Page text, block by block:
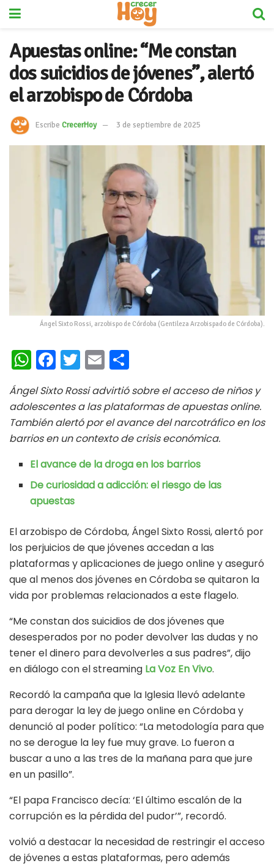
Apuestas online: “Me constan
dos suicidios de jóvenes”, alertó
el arzobispo de Córdoba
Escribe CrecerHoy 3 de septiembre de 2025
Ángel Sixto Rossi, arzobispo de Córdoba (Gentileza Arzobispado de Córdoba).
W
at
s
A
p
p
Fa
b
oo
k
T
tt
er
E
ai
l
m
p
ar
ti
r
Ángel Sixto Rossi advirtió sobre el acceso de niños y
adolescentes a las plataformas de apuestas online.
También alertó por el avance del narcotráfico en los
barrios en un contexto de crisis económica.
El avance de la droga en los barrios
De curiosidad a adicción: el riesgo de las
apuestas
El arzobispo de Córdoba, Ángel Sixto Rossi, alertó por
los perjuicios de que jóvenes accedan a las
plataformas y aplicaciones de juego online y aseguró
que al menos dos jóvenes en Córdoba se quitaron la
vida por problemas relacionados a este flagelo.
“Me constan dos suicidios de dos jóvenes que
desesperados por no poder devolver las dudas y no
tener el dinero para devolverles a sus padres”, dijo
en diálogo con el streaming La Voz En Vivo.
Recordó la campaña que la Iglesia llevó adelante
para derogar la ley de juego online en Córdoba y
denunció al poder político: “La metodología para que
no se derogue la ley fue muy grave. Lo fueron a
buscar a uno a las tres de la mañana para que jure
en un pasillo”.
“El papa Francisco decía: ‘El último escalón de la
corrupción es la pérdida del pudor’”, recordó.
volvió a destacar la necesidad de restringir el acceso
de jóvenes a estas plataformas, pero además